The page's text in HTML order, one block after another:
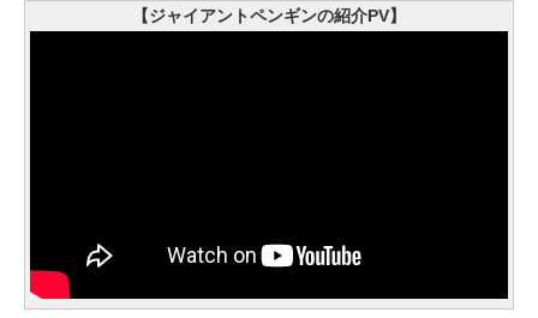
【ジャイアントペンギンの紹介PV】